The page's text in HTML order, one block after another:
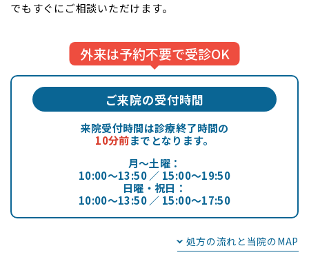
でもすぐにご相談いただけます。
ご来院の受付時間
来院受付時間は診療終了時間の
10分前までとなります。
月～土曜：
10:00～13:50 ／ 15:00～19:50
日曜・祝日：
10:00～13:50 ／ 15:00～17:50
処方の流れと当院のMAP